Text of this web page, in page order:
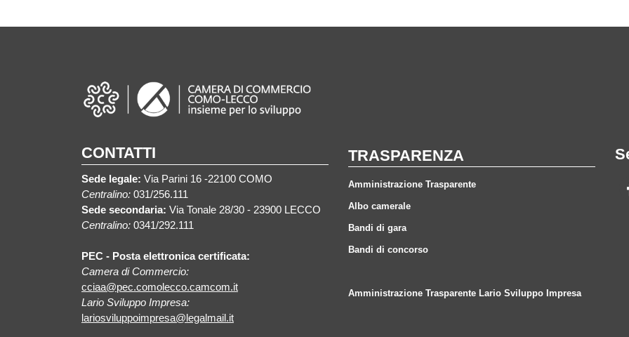
CONTATTI
Sede legale: Via Parini 16 -22100 COMO
Centralino: 031/256.111
Sede secondaria: Via Tonale 28/30 - 23900 LECCO
Centralino: 0341/292.111
PEC - Posta elettronica certificata:
Camera di Commercio:
cciaa@pec.comolecco.camcom.it
Lario Sviluppo Impresa:
lariosviluppoimpresa@legalmail.it
TRASPARENZA
Amministrazione Trasparente
Albo camerale
Bandi di gara
Bandi di concorso
Amministrazione Trasparente Lario Sviluppo Impresa